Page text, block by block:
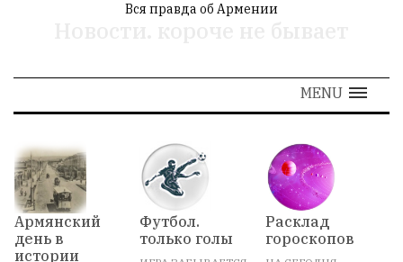
РЕКЛАМА
АРХИВ
« Август 2026
»
Вся правда об Армении
MENU
Армянский
день в
истории
Футбол.
только голы
Расклад
гороскопов